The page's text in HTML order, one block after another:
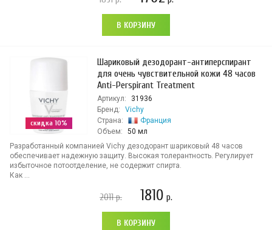
В КОРЗИНУ
скидка 10%
Шариковый дезодорант-антиперспирант
для очень чувствительной кожи 48 часов
Anti-Perspirant Treatment
Артикул:
31936
Бренд:
Vichy
Страна:
Франция
Объем:
50 мл
Разработанный компанией Vichy дезодорант шариковый 48 часов
обеспечивает надежную защиту. Высокая толерантность. Регулирует
избыточное потоотделение, не содержит спирта.
Как ...
2011р. 1810 р.
В КОРЗИНУ